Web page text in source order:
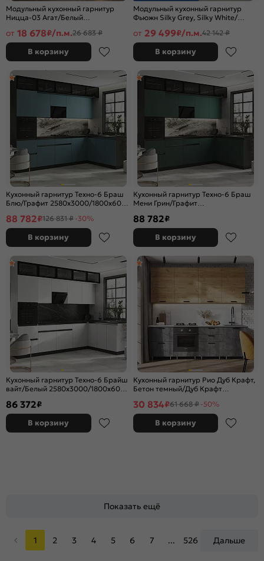
Модульный кухонный гарнитур
Ницца-03 Агат/Белый
от 18 678₽/п.м.26 683 ₽
В корзину
Модульный кухонный гарнитур
Фьюжн Silky Grey, Silky White/
от 29 499₽/п.м.42 142 ₽
В корзину
Кухонный гарнитур Техно-6 Браш
Блю/Графит 2580x3000/1800x600
88 782₽126 831 ₽ -30%
В корзину
Кухонный гарнитур Техно-6 Браш
Мени Грин/Графит
темный)
88 782₽
В корзину
Кухонный гарнитур Техно-6 Брайш
вайт/Белый 2580x3000/1800x600
86 372₽
В корзину
Кухонный гарнитур Рио Дуб Крафт,
Бетон темный/Дуб Крафт
30 834₽61 668 ₽ -50%
В корзину
Показать ещё
1 2 3 4 5 6 7 ... 526 Дальше